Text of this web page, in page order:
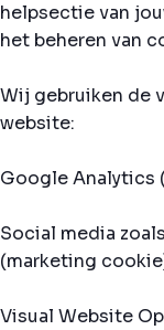
helpsectie van
het beheren van
Wij gebruiken de
website:
Google Analytics
Social media
(marketing
Visual Website